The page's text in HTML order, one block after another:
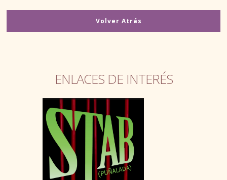
PUBLICACIONES
CARNÉS
Volver Atrás
ENLACES DE INTERÉS